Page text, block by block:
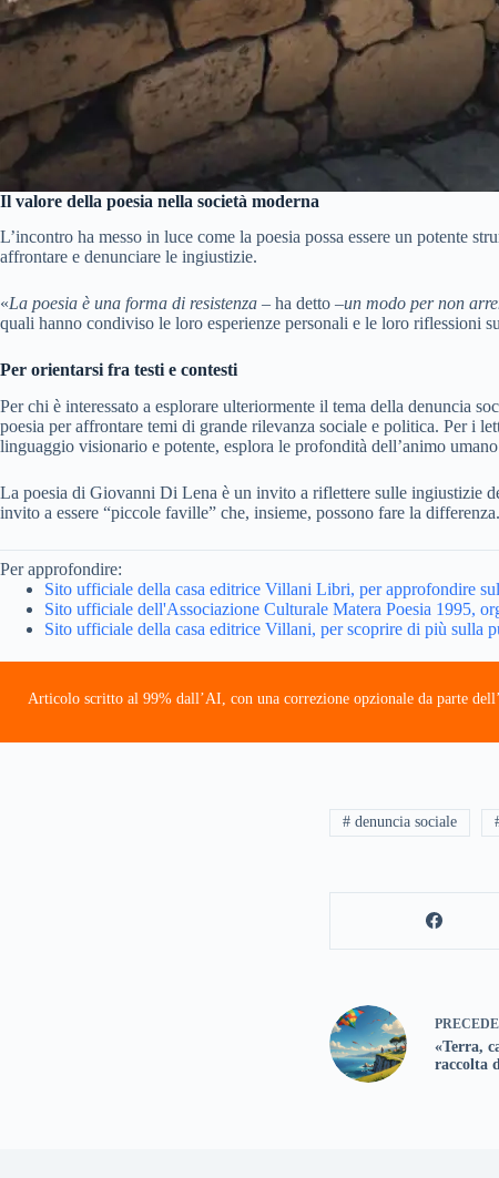
Il valore della poesia nella società moderna
L’incontro ha messo in luce come la poesia possa essere un potente
affrontare e denunciare le ingiustizie.
«La poesia è una forma di resistenza – ha detto –un modo per non
quali hanno condiviso le loro esperienze personali e le loro riflessioni
Per orientarsi fra testi e contesti
Per chi è interessato a esplorare ulteriormente il tema della denuncia
poesia per affrontare temi di grande rilevanza sociale e politica. Per i
linguaggio visionario e potente, esplora le profondità dell’animo
La poesia di Giovanni Di Lena è un invito a riflettere sulle ingiustizie
invito a essere “piccole faville” che, insieme, possono fare la
Per approfondire:
Sito ufficiale della casa editrice Villani Libri, per approfondire
Sito ufficiale dell'Associazione Culturale Matera Poesia 1995,
Sito ufficiale della casa editrice Villani, per scoprire di più
Articolo scritto al 99% dall’AI, con una correzione opzionale da parte
# denuncia sociale
«Terra,
raccolta